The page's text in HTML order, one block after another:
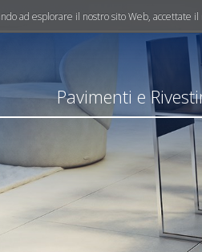
ad esplorare il nostro sito Web, accettate il
Pavimenti e